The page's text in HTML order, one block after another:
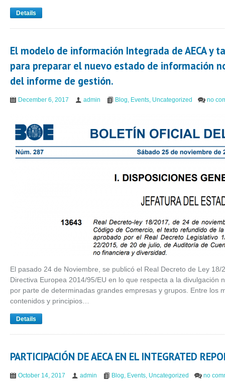
Details
El modelo de información Integrada de AECA y
para preparar el nuevo estado de información
del informe de gestión.
December 6, 2017 admin Blog, Events, Uncategorized no
El pasado 24 de Noviembre, se publicó el Real Decreto de Ley
Directiva Europea 2014/95/EU en lo que respecta a la divulgación
por parte de determinadas grandes empresas y grupos. Entre los
contenidos y principios…
Details
PARTICIPACIÓN DE AECA EN EL INTEGRATED
October 14, 2017 admin Blog, Events, Uncategorized no